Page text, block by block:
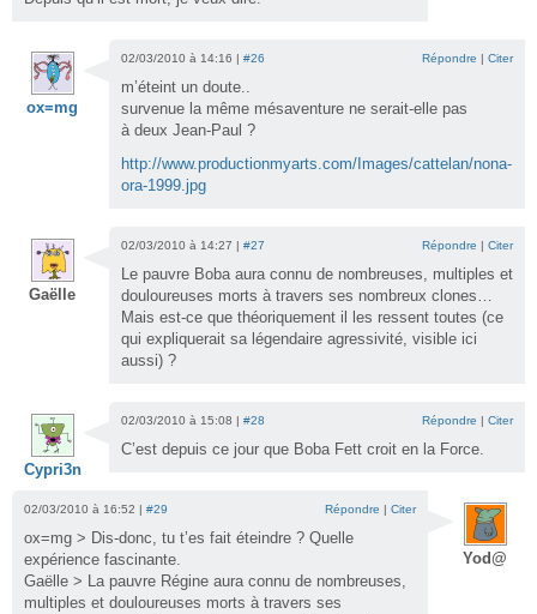
ox=mg
02/03/2010 à 14:16 | #26 Répondre | Citer
m’éteint un doute..
survenue la même mésaventure ne serait-elle pas
à deux Jean-Paul ?
http://www.productionmyarts.com/Images/cattelan/nona-
ora-1999.jpg
Gaëlle
02/03/2010 à 14:27 | #27 Répondre | Citer
Le pauvre Boba aura connu de nombreuses, multiples et
douloureuses morts à travers ses nombreux clones…
Mais est-ce que théoriquement il les ressent toutes (ce
qui expliquerait sa légendaire agressivité, visible ici
aussi) ?
Cypri3n
02/03/2010 à 15:08 | #28 Répondre | Citer
C’est depuis ce jour que Boba Fett croit en la Force.
Yod@
02/03/2010 à 16:52 | #29 Répondre | Citer
ox=mg > Dis-donc, tu t’es fait éteindre ? Quelle
expérience fascinante.
Gaëlle > La pauvre Régine aura connu de nombreuses,
multiples et douloureuses morts à travers ses